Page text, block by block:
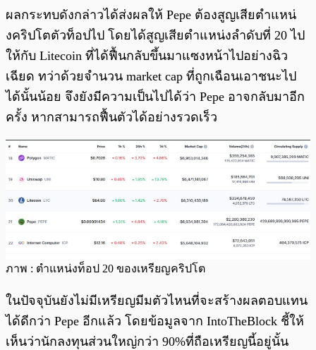
ผลกระทบดังกล่าวได้ส่งผลให้ Pepe ต้องสูญเสียตำแหน่
งคริปโตตัวท็อปไป โดยได้สูญเสียตำแหน่งลำดับที่ 20 ไป
ให้กับ Litecoin ที่ได้ฟื้นกลับขึ้นมาแซงหน้าไปอย่างฉิว
เฉียด ทว่าด้วยจำนวน market cap ที่ถูกเฉือนเอาชนะไป
ได้นั้นน้อย จึงยังมีความเป็นไปได้ว่า Pepe อาจกลับมาอีก
ครั้ง หากสามารถฟื้นตัวได้อย่างรวดเร็ว
ภาพ : ตำแหน่งท็อป 20 ของเหรียญคริปโต
ในปัจจุบันยังไม่มีเหรียญมีมตัวไหนที่จะสร้างผลตอบแทน
ได้ดีกว่า Pepe อีกแล้ว โดยข้อมูลจาก IntoTheBlock ชี้ให้
เห็นว่านักลงทุนส่วนใหญ่กว่า 90%ที่ถือเหรียญนี้อยู่นั้น